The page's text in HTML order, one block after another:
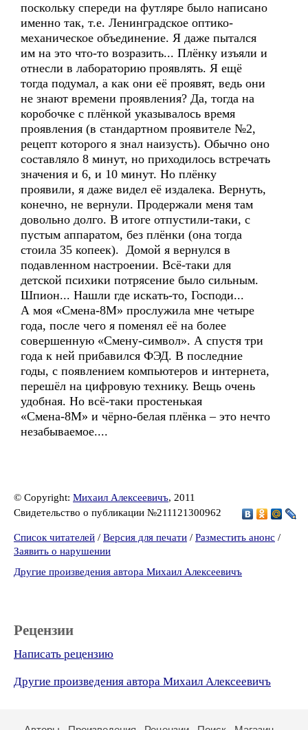
поскольку спереди на футляре было написано
именно так, т.е. Ленинградское оптико-
механическое объединение. Я даже пытался
им на это что-то возразить... Плёнку изъяли и
отнесли в лабораторию проявлять. Я ещё
тогда подумал, а как они её проявят, ведь они
не знают времени проявления? Да, тогда на
коробочке с плёнкой указывалось время
проявления (в стандартном проявителе №2,
рецепт которого я знал наизусть). Обычно оно
составляло 8 минут, но приходилось встречать
значения и 6, и 10 минут. Но плёнку
проявили, я даже видел её издалека. Вернуть,
конечно, не вернули. Продержали меня там
довольно долго. В итоге отпустили-таки, с
пустым аппаратом, без плёнки (она тогда
стоила 35 копеек). Домой я вернулся в
подавленном настроении. Всё-таки для
детской психики потрясeние было сильным.
Шпион... Нашли где искать-то, Господи...
А моя «Смена-8М» прослужила мне четыре
года, после чего я поменял её на более
совершенную «Смену-символ». А спустя три
года к ней прибавился ФЭД. В последние
годы, с появлением компьютеров и интернета,
перешёл на цифровую технику. Вещь очень
удобная. Но всё-таки простенькая
«Смена-8М» и чёрно-белая плёнка – это нечто
незабываемое....
© Copyright: Михаил Алексеевичъ, 2011
Свидетельство о публикации №211121300962
Список читателей / Версия для печати / Разместить анонс /
Заявить о нарушении
Другие произведения автора Михаил Алексеевичъ
Рецензии
Написать рецензию
Другие произведения автора Михаил Алексеевичъ